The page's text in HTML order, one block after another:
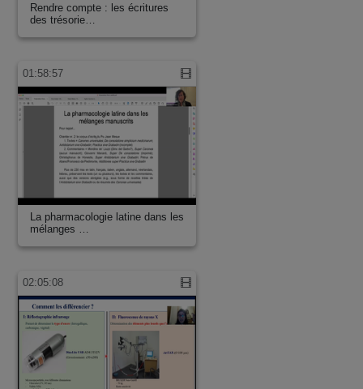
Rendre compte : les écritures
des trésorie…
01:58:57
La pharmacologie latine dans les
mélanges …
02:05:08